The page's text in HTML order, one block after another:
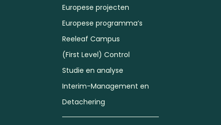
Europese projecten
Europese programma’s
Reeleaf Campus
(First Level) Control
Studie en analyse
Interim-Management en
Detachering